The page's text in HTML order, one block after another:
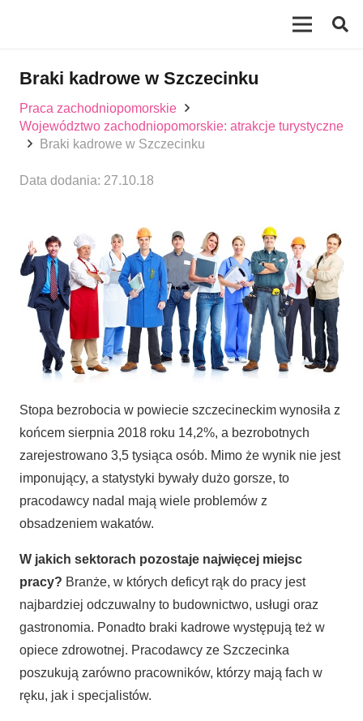
Braki kadrowe w Szczecinku
Praca zachodniopomorskie
Województwo zachodniopomorskie: atrakcje turystyczne
Braki kadrowe w Szczecinku
Data dodania: 27.10.18
Stopa bezrobocia w powiecie szczecineckim wynosiła z
końcem sierpnia 2018 roku 14,2%, a bezrobotnych
zarejestrowano 3,5 tysiąca osób. Mimo że wynik nie jest
imponujący, a statystyki bywały dużo gorsze, to
pracodawcy nadal mają wiele problemów z
obsadzeniem wakatów.
W jakich sektorach pozostaje najwięcej miejsc
pracy? Branże, w których deficyt rąk do pracy jest
najbardziej odczuwalny to budownictwo, usługi oraz
gastronomia. Ponadto braki kadrowe występują też w
opiece zdrowotnej. Pracodawcy ze Szczecinka
poszukują zarówno pracowników, którzy mają fach w
ręku, jak i specjalistów.